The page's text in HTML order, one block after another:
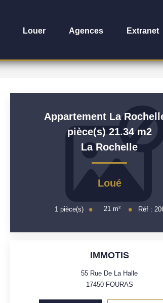
Louer Agences Extranet
Appartement La
pièce(s) 21.34 m2
La Rochelle
Loué
1 pièce(s) 21 m² Réf :
IMMOTIS
55 Rue De La Halle
17450 FOURAS